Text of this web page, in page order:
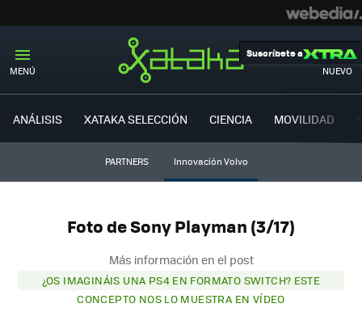
MENÚ NUEVO
Suscríbete a
ANÁLISIS XATAKA SELECCIÓN CIENCIA MOVILIDAD
PARTNERS Innovación Volvo
Foto de Sony Playman (3/17)
Más información en el post
¿OS IMAGINÁIS UNA PS4 EN FORMATO SWITCH? ESTE
CONCEPTO NOS LO MUESTRA EN VÍDEO